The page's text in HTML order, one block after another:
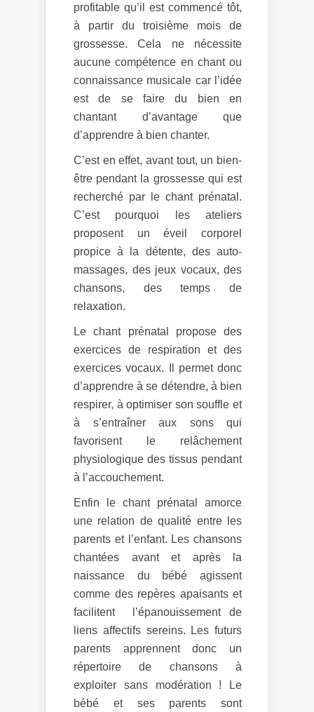
profitable qu’il est commencé tôt,
à partir du troisième mois de
grossesse. Cela ne nécessite
aucune compétence en chant ou
connaissance musicale car l’idée
est de se faire du bien en
chantant d’avantage que
d’apprendre à bien chanter.
C’est en effet, avant tout, un bien-
être pendant la grossesse qui est
recherché par le chant prénatal.
C’est pourquoi les ateliers
proposent un éveil corporel
propice à la détente, des auto-
massages, des jeux vocaux, des
chansons, des temps de
relaxation.
Le chant prénatal propose des
exercices de respiration et des
exercices vocaux. Il permet donc
d’apprendre à se détendre, à bien
respirer, à optimiser son souffle et
à s’entraîner aux sons qui
favorisent le relâchement
physiologique des tissus pendant
à l’accouchement.
Enfin le chant prénatal amorce
une relation de qualité entre les
parents et l’enfant. Les chansons
chantées avant et après la
naissance du bébé agissent
comme des repères apaisants et
facilitent l’épanouissement de
liens affectifs sereins. Les futurs
parents apprennent donc un
répertoire de chansons à
exploiter sans modération ! Le
bébé et ses parents sont